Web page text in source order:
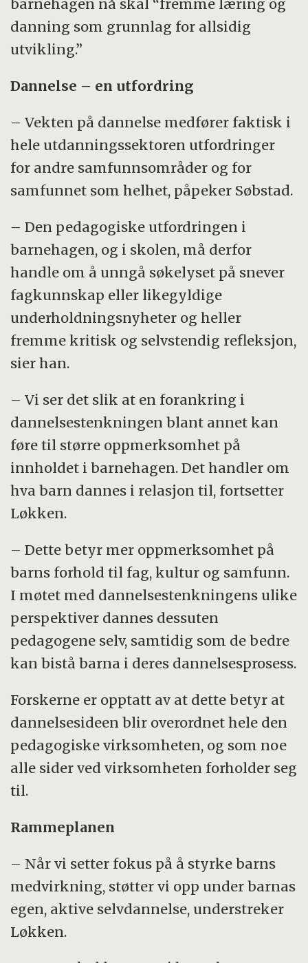
barnehagen nå skal “fremme læring og
danning som grunnlag for allsidig
utvikling.”
Dannelse – en utfordring
– Vekten på dannelse medfører faktisk i
hele utdanningssektoren utfordringer
for andre samfunnsområder og for
samfunnet som helhet, påpeker Søbstad.
– Den pedagogiske utfordringen i
barnehagen, og i skolen, må derfor
handle om å unngå søkelyset på snever
fagkunnskap eller likegyldige
underholdningsnyheter og heller
fremme kritisk og selvstendig refleksjon,
sier han.
– Vi ser det slik at en forankring i
dannelsestenkningen blant annet kan
føre til større oppmerksomhet på
innholdet i barnehagen. Det handler om
hva barn dannes i relasjon til, fortsetter
Løkken.
– Dette betyr mer oppmerksomhet på
barns forhold til fag, kultur og samfunn.
I møtet med dannelsestenkningens ulike
perspektiver dannes dessuten
pedagogene selv, samtidig som de bedre
kan bistå barna i deres dannelsesprosess.
Forskerne er opptatt av at dette betyr at
dannelsesideen blir overordnet hele den
pedagogiske virksomheten, og som noe
alle sider ved virksomheten forholder seg
til.
Rammeplanen
– Når vi setter fokus på å styrke barns
medvirkning, støtter vi opp under barnas
egen, aktive selvdannelse, understreker
Løkken.